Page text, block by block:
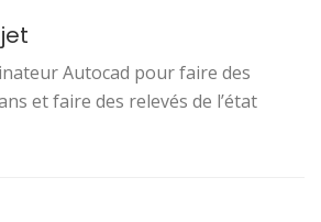
Autocad pour faire des
et faire des relevés de l’état